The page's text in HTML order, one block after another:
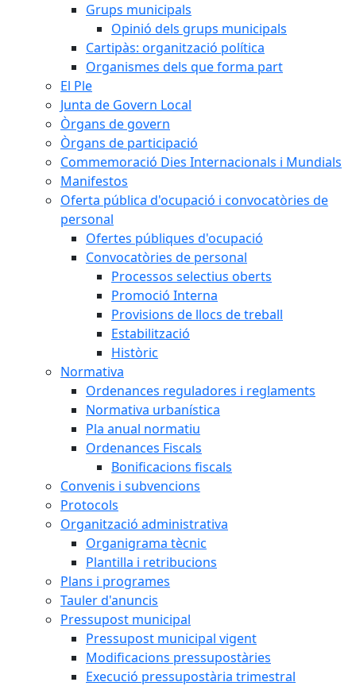
Grups municipals
Opinió dels grups municipals
Cartipàs: organització política
Organismes dels que forma part
El Ple
Junta de Govern Local
Òrgans de govern
Òrgans de participació
Commemoració Dies Internacionals i Mundials
Manifestos
Oferta pública d'ocupació i convocatòries de
personal
Ofertes públiques d'ocupació
Convocatòries de personal
Processos selectius oberts
Promoció Interna
Provisions de llocs de treball
Estabilització
Històric
Normativa
Ordenances reguladores i reglaments
Normativa urbanística
Pla anual normatiu
Ordenances Fiscals
Bonificacions fiscals
Convenis i subvencions
Protocols
Organització administrativa
Organigrama tècnic
Plantilla i retribucions
Plans i programes
Tauler d'anuncis
Pressupost municipal
Pressupost municipal vigent
Modificacions pressupostàries
Execució pressupostària trimestral